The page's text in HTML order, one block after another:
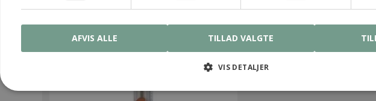
TILLAD VALGTE
AFVIS ALLE
VIS DETALJER